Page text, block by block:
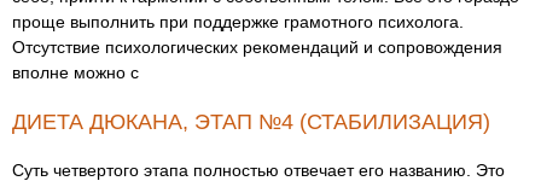
проще выполнить при поддержке грамотного психолога.
Отсутствие психологических рекомендаций и сопровождения
вполне можно с
ДИЕТА ДЮКАНА, ЭТАП №4 (СТАБИЛИЗАЦИЯ)
Суть четвертого этапа полностью отвечает его названию. Это